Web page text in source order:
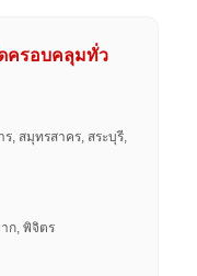
ครอบคลุมทั่ว
, สมุทรสาคร, สระบุรี,
ก, พิจิตร